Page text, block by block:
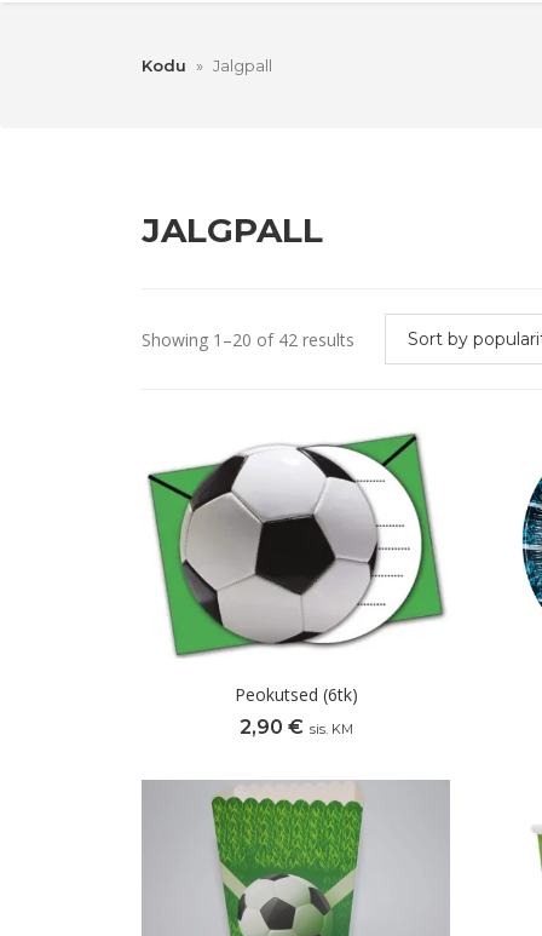
Kodu » Jalgpall
JALGPALL
Showing 1–20 of 42 results Sort by
Peokutsed (6tk)
2,90 € sis. KM